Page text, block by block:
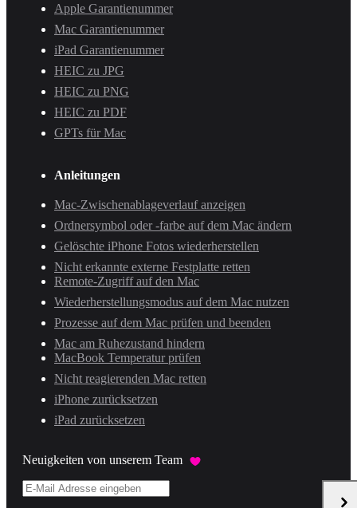
Apple Garantienummer
Mac Garantienummer
iPad Garantienummer
HEIC zu JPG
HEIC zu PNG
HEIC zu PDF
GPTs für Mac
Anleitungen
Mac-Zwischenablageverlauf anzeigen
Ordnersymbol oder -farbe auf dem Mac ändern
Gelöschte iPhone Fotos wiederherstellen
Nicht erkannte externe Festplatte retten
Remote-Zugriff auf den Mac
Wiederherstellungsmodus auf dem Mac nutzen
Prozesse auf dem Mac prüfen und beenden
Mac am Ruhezustand hindern
MacBook Temperatur prüfen
Nicht reagierenden Mac retten
iPhone zurücksetzen
iPad zurücksetzen
Neuigkeiten von unserem Team